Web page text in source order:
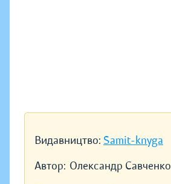
Видавництво: Samit-knyga
Автор: Олександр Савченко